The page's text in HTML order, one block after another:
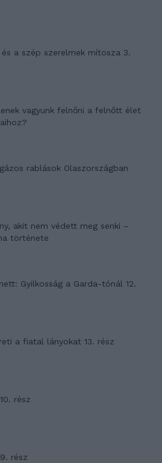
és a szép szerelmek mítosza 3.
vagyunk felnőni a felnőtt élet
rablások Olaszországban
akit nem védett meg senki –
története
Gyilkosság a Garda-tónál 12.
a fiatal lányokat 13. rész
rész
rész